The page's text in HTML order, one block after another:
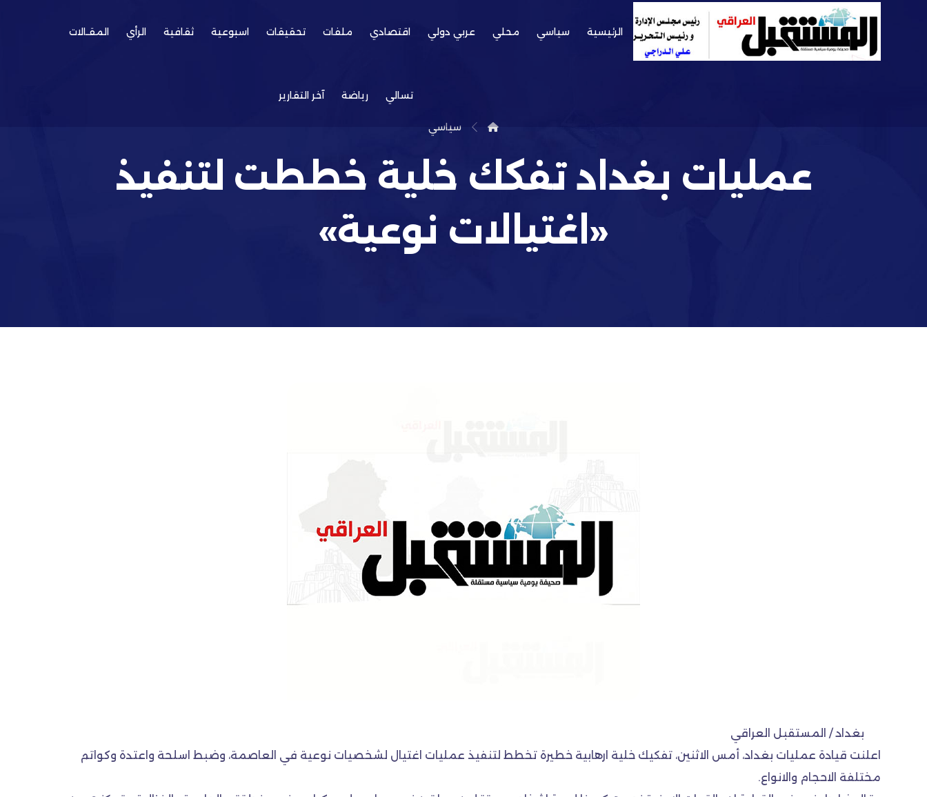
الرئيسية سياسي محلي عربي دولي اقتصادي ملفات تحقيقات اسبوعية ثقافية الرأي المقـالات
تسالي رياضة آخر التقارير
سياسي
عمليات بغداد تفكك خلية خططت لتنفيذ
«اغتيالات نوعية»
بغداد / المستقبل العراقي
اعلنت قيادة عمليات بغداد، أمس الاثنين، تفكيك خلية ارهابية خطيرة تخطط لتنفيذ عمليات اغتيال لشخصيات نوعية في العاصمة، وضبط اسلحة واعتدة وكواتم
مختلفة الاحجام والانواع.